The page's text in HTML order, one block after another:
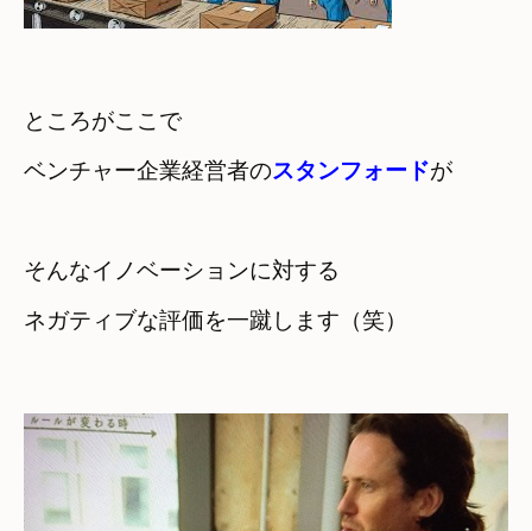
ところがここで
ベンチャー企業経営者のスタンフォードが
そんなイノベーションに対する
ネガティブな評価を一蹴します（笑）